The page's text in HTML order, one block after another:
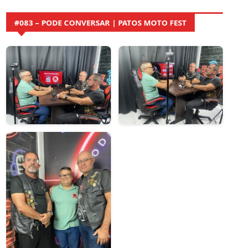
#083 – PODE CONVERSAR | PATOS MOTO FEST